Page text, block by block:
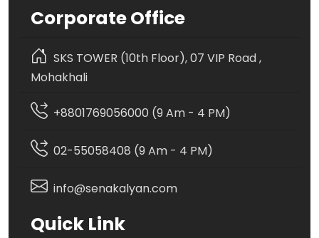
Corporate Office
SKS TOWER (10th Floor), 07 VIP Road ,
Mohakhali
+8801769056000 (9 Am - 4 PM)
02-55058408 (9 Am - 4 PM)
info@senakalyan.com
Quick Link